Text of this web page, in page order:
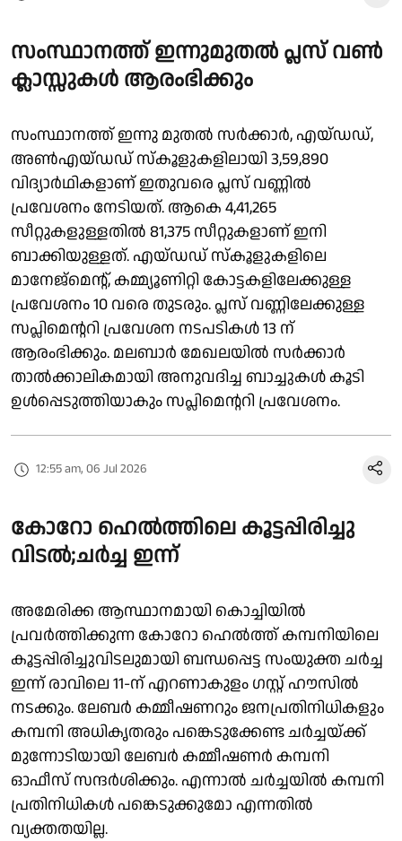
സംസ്ഥാനത്ത് ഇന്നുമുതൽ പ്ലസ് വൺ
ക്ലാസ്സുകൾ ആരംഭിക്കും
സംസ്ഥാനത്ത് ഇന്നു മുതൽ സർക്കാർ, എയ്‌ഡഡ്,
അൺഎയ്ഡഡ് സ്കൂളുകളിലായി 3,59,890
വിദ്യാർഥികളാണ് ഇതുവരെ പ്ലസ് വണ്ണിൽ
പ്രവേശനം നേടിയത്. ആകെ 4,41,265
സീറ്റുകളുള്ളതിൽ 81,375 സീറ്റുകളാണ് ഇനി
ബാക്കിയുള്ളത്. എയ്‌ഡഡ് സ്കൂളുകളിലെ
മാനേജ്മെന്റ്, കമ്മ്യൂണിറ്റി കോട്ടകളിലേക്കുള്ള
പ്രവേശനം 10 വരെ തുടരും. പ്ലസ് വണ്ണിലേക്കുള്ള
സപ്ലിമെന്ററി പ്രവേശന നടപടികൾ 13 ന്
ആരംഭിക്കും. മലബാർ മേഖലയിൽ സർക്കാർ
താൽക്കാലികമായി അനുവദിച്ച ബാച്ചുകൾ കൂടി
ഉൾപ്പെടുത്തിയാകും സപ്ലിമെന്ററി പ്രവേശനം.
12:55 am, 06 Jul 2026
കോറോ ഹെൽത്തിലെ കൂട്ടപ്പിരിച്ചു
വിടൽ;ചർച്ച ഇന്ന്
അമേരിക്ക ആസ്ഥാനമായി കൊച്ചിയിൽ
പ്രവർത്തിക്കുന്ന കോറോ ഹെൽത്ത് കമ്പനിയിലെ
കൂട്ടപ്പിരിച്ചുവിടലുമായി ബന്ധപ്പെട്ട സംയുക്ത ചർച്ച
ഇന്ന് രാവിലെ 11-ന് എറണാകുളം ഗസ്റ്റ് ഹൗസിൽ
നടക്കും. ലേബർ കമ്മീഷണറും ജനപ്രതിനിധികളും
കമ്പനി അധികൃതരും പങ്കെടുക്കേണ്ട ചർച്ചയ്ക്ക്
മുന്നോടിയായി ലേബർ കമ്മീഷണർ കമ്പനി
ഓഫീസ് സന്ദർശിക്കും. എന്നാൽ ചർച്ചയിൽ കമ്പനി
പ്രതിനിധികൾ പങ്കെടുക്കുമോ എന്നതിൽ
വ്യക്തതയില്ല.